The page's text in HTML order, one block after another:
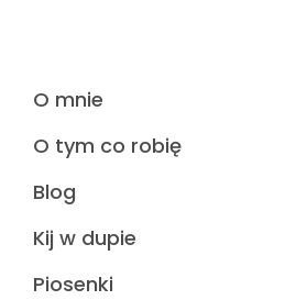
O mnie
O tym co robię
Blog
Kij w dupie
Piosenki